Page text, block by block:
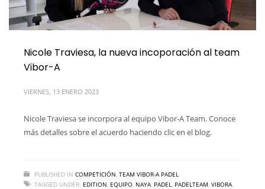
Nicole Traviesa, la nueva incoporación al team
Vibor-A
VIERNES, 13 ENERO 2023
Nicole Traviesa se incorpora al equipo Vibor-A Team. Conoce
más detalles sobre el acuerdo haciendo clic en el blog.
PUBLISHED IN COMPETICIÓN TEAM VIBOR-A PADEL
TAGGED UNDER: EDITION EQUIPO NAYA PADEL PADELTEAM VIBORA